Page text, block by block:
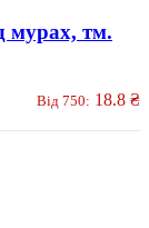
мурах, тм.
Від 750: 18.8 ₴